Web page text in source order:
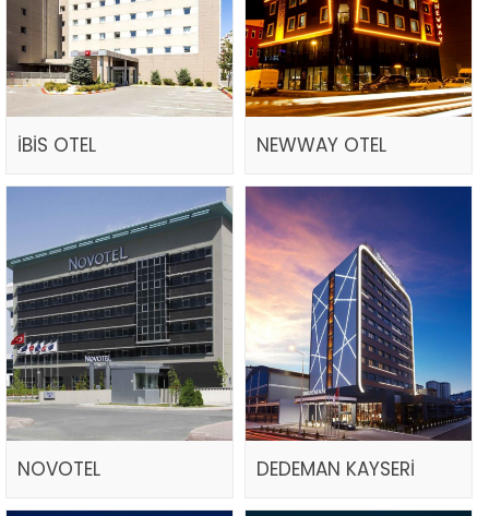
İBİS OTEL NEWWAY OTEL
NOVOTEL DEDEMAN KAYSERİ